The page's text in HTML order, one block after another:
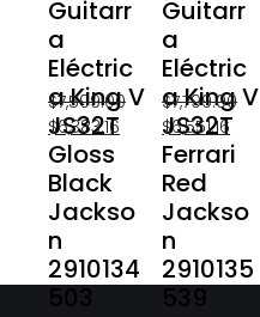
Guitarr
a
Eléctric
a King V
JS32T
Gloss
Black
Jackso
n
2910134
503
$7,599.00
$6,383.16
Guitarr
a
Eléctric
a King V
JS32T
Ferrari
Red
Jackso
n
2910135
539
$7,799.00
$6,551.16